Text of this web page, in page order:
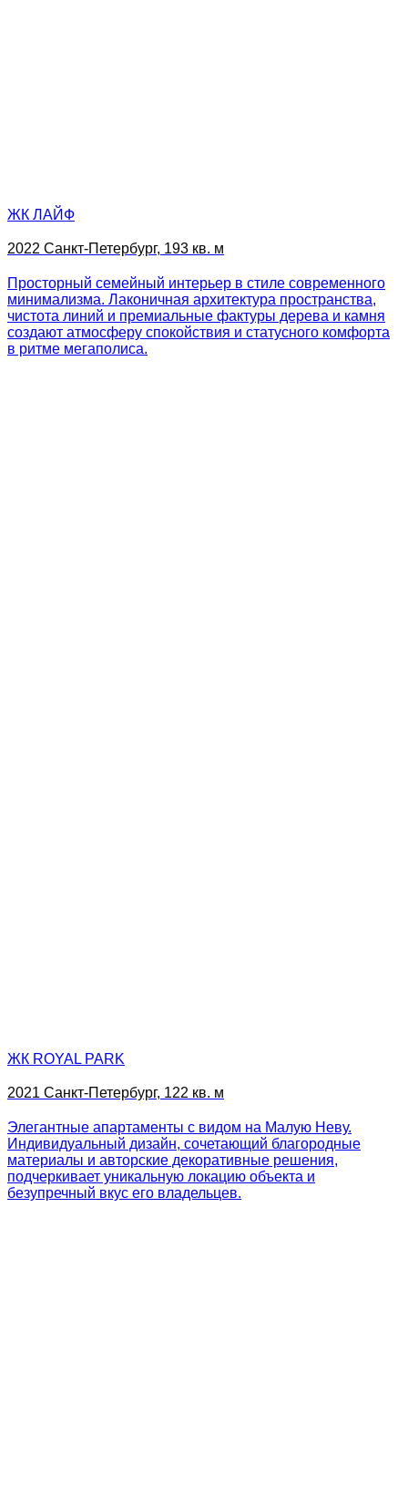
ЖК ЛАЙФ
2022 Санкт-Петербург, 193 кв. м
Просторный семейный интерьер в стиле современного
минимализма. Лаконичная архитектура пространства,
чистота линий и премиальные фактуры дерева и камня
создают атмосферу спокойствия и статусного комфорта
в ритме мегаполиса.
ЖК ROYAL PARK
2021 Санкт-Петербург, 122 кв. м
Элегантные апартаменты с видом на Малую Неву.
Индивидуальный дизайн, сочетающий благородные
материалы и авторские декоративные решения,
подчеркивает уникальную локацию объекта и
безупречный вкус его владельцев.